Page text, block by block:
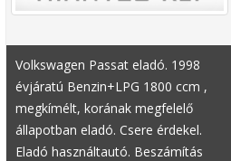
Volkswagen Passat eladó. 1998
évjáratú Benzin+LPG 1800 ccm ,
megkímélt, korának megfelelő
állapotban eladó. Csere érdekel.
Eladó használtautó. Beszámítás